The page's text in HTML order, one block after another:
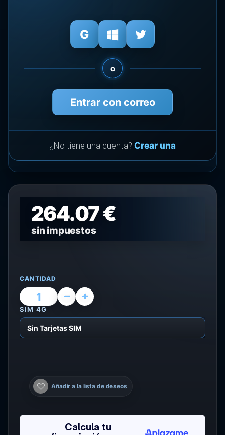
o
Entrar con correo
¿No tiene una cuenta? Crear una
264.07 €
sin impuestos
CANTIDAD
SIM 4G
Añadir a la lista de deseos